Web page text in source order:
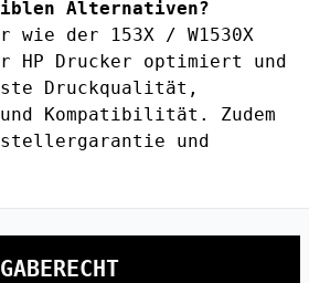
Alternativen?
wie der 153X / W1530X
Drucker optimiert und
Druckqualität,
Kompatibilität. Zudem
und